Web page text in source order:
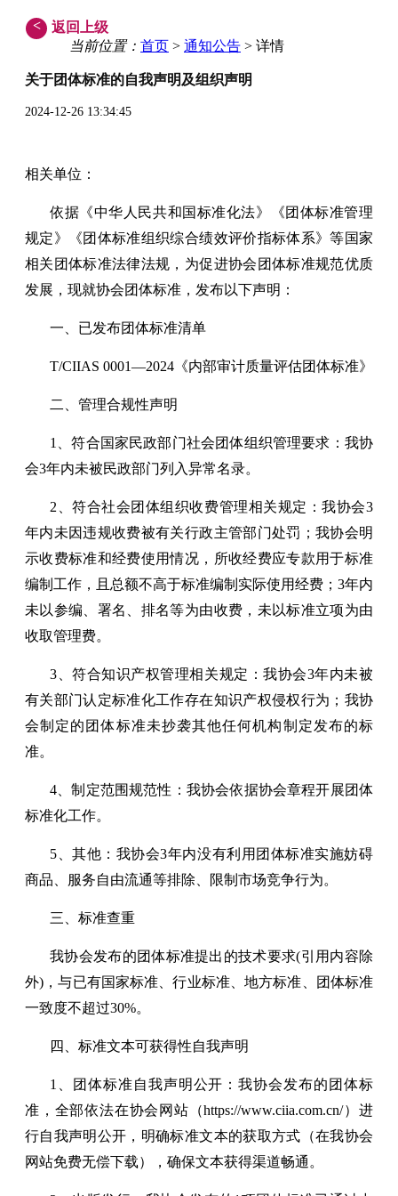
<
返回上级
当前位置： 首页 > 通知公告 > 详情
关于团体标准的自我声明及组织声明
2024-12-26 13:34:45
相关单位：
依据《中华人民共和国标准化法》《团体标准管理
规定》《团体标准组织综合绩效评价指标体系》等国家
相关团体标准法律法规，为促进协会团体标准规范优质
发展，现就协会团体标准，发布以下声明：
一、已发布团体标准清单
T/CIIAS 0001—2024《内部审计质量评估团体标准》
二、管理合规性声明
1、符合国家民政部门社会团体组织管理要求：我协
会3年内未被民政部门列入异常名录。
2、符合社会团体组织收费管理相关规定：我协会3
年内未因违规收费被有关行政主管部门处罚；我协会明
示收费标准和经费使用情况，所收经费应专款用于标准
编制工作，且总额不高于标准编制实际使用经费；3年内
未以参编、署名、排名等为由收费，未以标准立项为由
收取管理费。
3、符合知识产权管理相关规定：我协会3年内未被
有关部门认定标准化工作存在知识产权侵权行为；我协
会制定的团体标准未抄袭其他任何机构制定发布的标
准。
4、制定范围规范性：我协会依据协会章程开展团体
标准化工作。
5、其他：我协会3年内没有利用团体标准实施妨碍
商品、服务自由流通等排除、限制市场竞争行为。
三、标准查重
我协会发布的团体标准提出的技术要求(引用内容除
外)，与已有国家标准、行业标准、地方标准、团体标准
一致度不超过30%。
四、标准文本可获得性自我声明
1、团体标准自我声明公开：我协会发布的团体标
准，全部依法在协会网站（https://www.ciia.com.cn/）进
行自我声明公开，明确标准文本的获取方式（在我协会
网站免费无偿下载），确保文本获得渠道畅通。